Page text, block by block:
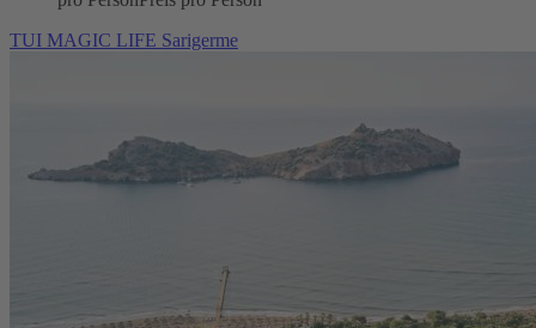
TUI MAGIC LIFE Sarigerme